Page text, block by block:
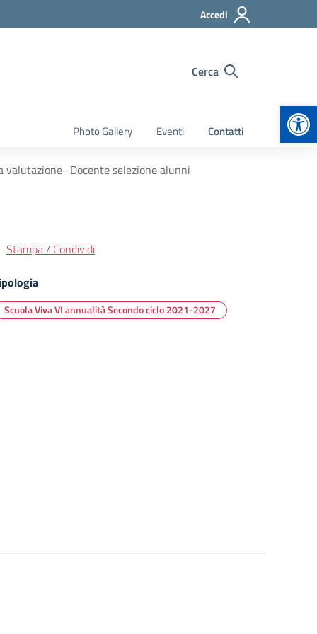
Accedi
Cerca
Photo Gallery Eventi Contatti
Docente selezione alunni
Stampa / Condividi
Scuola Viva VI annualità Secondo ciclo 2021-2027